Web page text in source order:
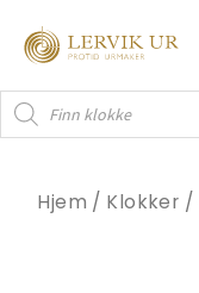
rett
innholdet
Products
search
Hjem / Klokker /